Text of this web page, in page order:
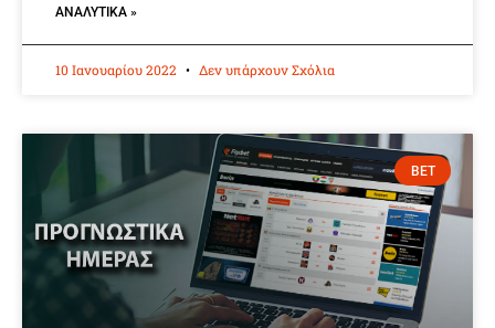
ΑΝΑΛΥΤΙΚΆ »
10 Ιανουαρίου 2022 Δεν υπάρχουν Σχόλια
BET